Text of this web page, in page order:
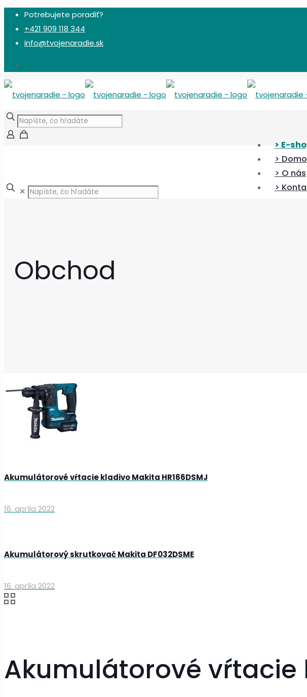
Potrebujete poradiť?
+421 909 118 344
info@tvojenaradie.sk
> E-
>
> O nás
>
✕
Obchod
Akumulátorové vŕtacie kladivo Makita HR166DSMJ
16. apríla 2022
Akumulátorový skrutkovač Makita DF032DSME
16. apríla 2022
Akumulátorové vŕtacie